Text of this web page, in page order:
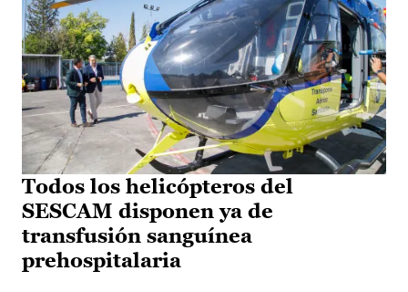
Todos los helicópteros del
SESCAM disponen ya de
transfusión sanguínea
prehospitalaria